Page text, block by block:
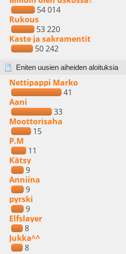
54 014
Rukous
53 220
Kaste ja sakramentit
50 242
Eniten uusien aiheiden aloituksia
Nettipappi Marko
41
Aani
33
Moottorisaha
15
P.M
11
Kätsy
9
Anniina
9
pyrski
9
Elfslayer
8
Jukka^^
8